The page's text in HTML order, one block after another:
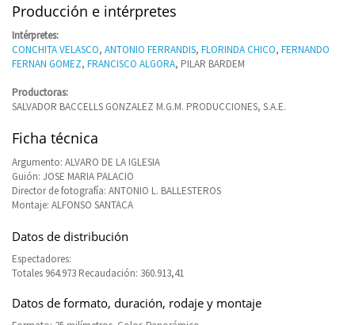
Producción e intérpretes
Intérpretes:
CONCHITA VELASCO, ANTONIO FERRANDIS, FLORINDA CHICO, FERNANDO
FERNAN GOMEZ, FRANCISCO ALGORA, PILAR BARDEM
Productoras:
SALVADOR BACCELLS GONZALEZ M.G.M. PRODUCCIONES, S.A.E.
Ficha técnica
Argumento: ALVARO DE LA IGLESIA
Guión: JOSE MARIA PALACIO
Director de fotografía: ANTONIO L. BALLESTEROS
Montaje: ALFONSO SANTACA
Datos de distribución
Espectadores:
Totales 964.973 Recaudación: 360.913,41
Datos de formato, duración, rodaje y montaje